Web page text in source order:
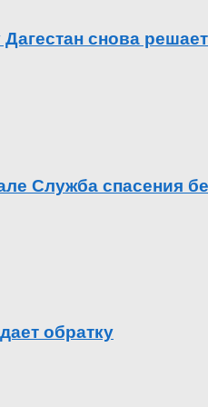
снова
Служба спасения
обратку